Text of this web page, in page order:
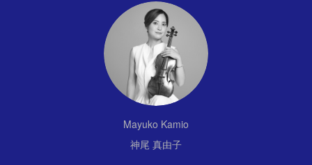
Mayuko Kamio
神尾 真由子